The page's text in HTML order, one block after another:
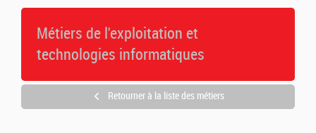
Métiers de l'exploitation et
technologies informatiques
Retourner à la liste des métiers